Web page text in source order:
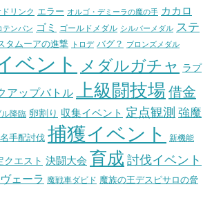
リンク エラー オルゴ・デミーラの魔の手 カカロ
テンパン ゴミ ゴールドメダル シルバーメダル ステ
タムーアの進撃 トロデ バグ？ ブロンズメダル
ベント メダルガチャ ラプ
アップバトル 上級闘技場 借金
降臨 卵割り 収集イベント 定点観測 強魔
手配討伐 捕獲イベント 新機能
クエスト 決闘大会 育成 討伐イベント
ェーラ 魔戦車ダビド 魔族の王デスピサロの脅